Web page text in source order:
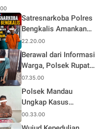
dan Pengelolaan Hasil
Pertanian di Desa Teluk
Satresnarkoba Polres
Bengkalis Amankan
Terduga Pengedar
Sabu di Mandau, Sita
1,59 Gram Barang
Bukti
22.20.00
Berawal dari Informasi
Warga, Polsek Rupat
Ungkap Kasus Sabu
dan Amankan Seorang
Pria
07.35.00
Polsek Mandau
Ungkap Kasus
Narkotika, Seorang
Pria Diamankan
00.33.00